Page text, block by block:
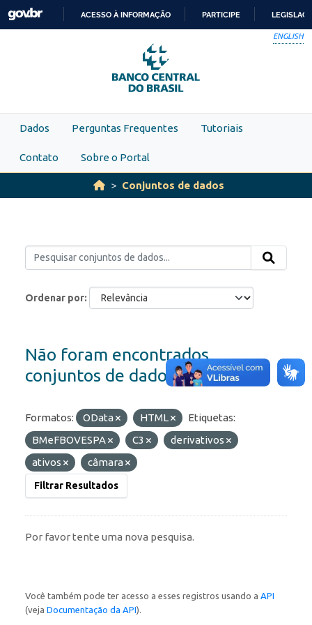
Skip to main content
PARA
O
CONTEÚDO
ACESSO À INFORMAÇÃO PARTICIPE
ENGLISH
Dados Perguntas Frequentes Tutoriais
Contato Sobre o Portal
Conjuntos de dados
Ordenar por
Não foram encontrados
conjuntos de dados
Formatos: OData HTML
Etiquetas:
BMeFBOVESPA
C3
derivativos
ativos
câmara
Filtrar Resultados
Por favor tente uma nova pesquisa.
Você também pode ter acesso a esses registros usando a API
(veja Documentação da API).